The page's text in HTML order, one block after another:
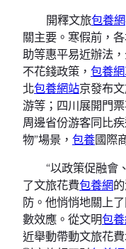
開釋文旅包養網
關主要。寒假前，
助等惠平易近辦法
不花錢政策， 包養
北包養網站京發布
游等；四川展開門
周邊省份游客同比
物”場景， 包養國際
“以政策促融會
了文旅花費包養網
防。他悄悄地關上
數效應。從文明包
近舉動帶動文旅花